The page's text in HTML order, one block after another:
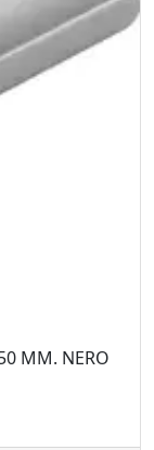
MM. NERO